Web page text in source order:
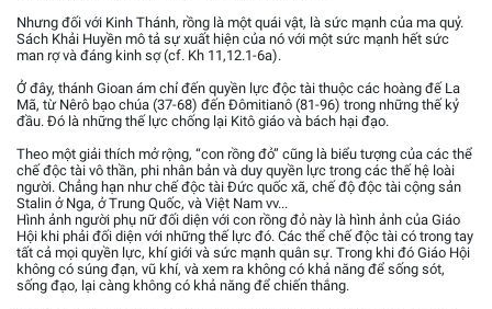
Nhưng đối với Kinh Thánh, rồng là một quái vật, là sức mạnh của ma quỷ.
Sách Khải Huyền mô tả sự xuất hiện của nó với một sức mạnh hết sức
man rợ và đáng kinh sợ (cf. Kh 11,12.1-6a).
Ở đây, thánh Gioan ám chỉ đến quyền lực độc tài thuộc các hoàng đế La
Mã, từ Nêrô bạo chúa (37-68) đến Đômitianô (81-96) trong những thế kỷ
đầu. Đó là những thế lực chống lại Kitô giáo và bách hại đạo.
Theo một giải thích mở rộng, “con rồng đỏ” cũng là biểu tượng của các thể
chế độc tài vô thần, phi nhân bản và duy quyền lực trong các thế hệ loài
người. Chẳng hạn như chế độc tài Đức quốc xã, chế độ độc tài cộng sản
Stalin ở Nga, ở Trung Quốc, và Việt Nam vv...
Hình ảnh người phụ nữ đối diện với con rồng đỏ này là hình ảnh của Giáo
Hội khi phải đối diện với những thế lực đó. Các thể chế độc tài có trong tay
tất cả mọi quyền lực, khí giới và sức mạnh quân sự. Trong khi đó Giáo Hội
không có súng đạn, vũ khí, và xem ra không có khả năng để sống sót,
sống đạo, lại càng không có khả năng để chiến thắng.